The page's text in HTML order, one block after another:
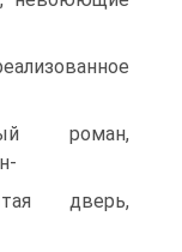
роман,
дверь,